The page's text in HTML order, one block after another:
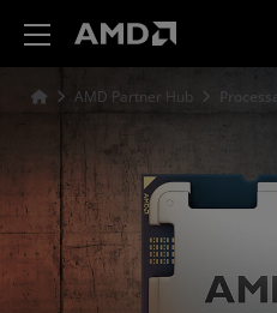
AMD Partner Hub